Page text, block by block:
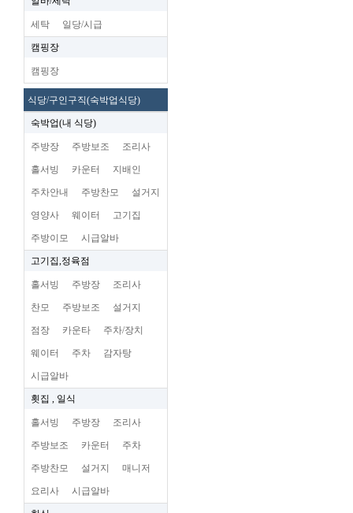
세탁 일당/시급
캠핑장
캠핑장
식당/구인구직(숙박업식당)
숙박업(내 식당)
주방장 주방보조 조리사
홀서빙 카운터 지배인
주차안내 주방찬모 설거지
영양사 웨이터 고기집
주방이모 시급알바
고기집,정육점
홀서빙 주방장 조리사
찬모 주방보조 설거지
점장 카운타 주차/장치
웨이터 주차 감자탕
시급알바
횟집 , 일식
홀서빙 주방장 조리사
주방보조 카운터 주차
주방찬모 설거지 매니저
요리사 시급알바